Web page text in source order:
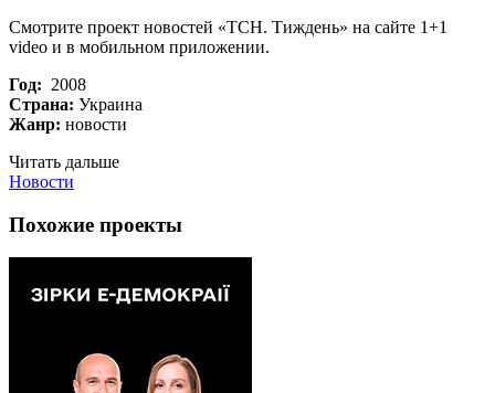
Смотрите проект новостей «ТСН. Тиждень» на сайте 1+1
video и в мобильном приложении.
Год: 2008
Страна: Украина
Жанр: новости
Читать дальше
Новости
Похожие проекты